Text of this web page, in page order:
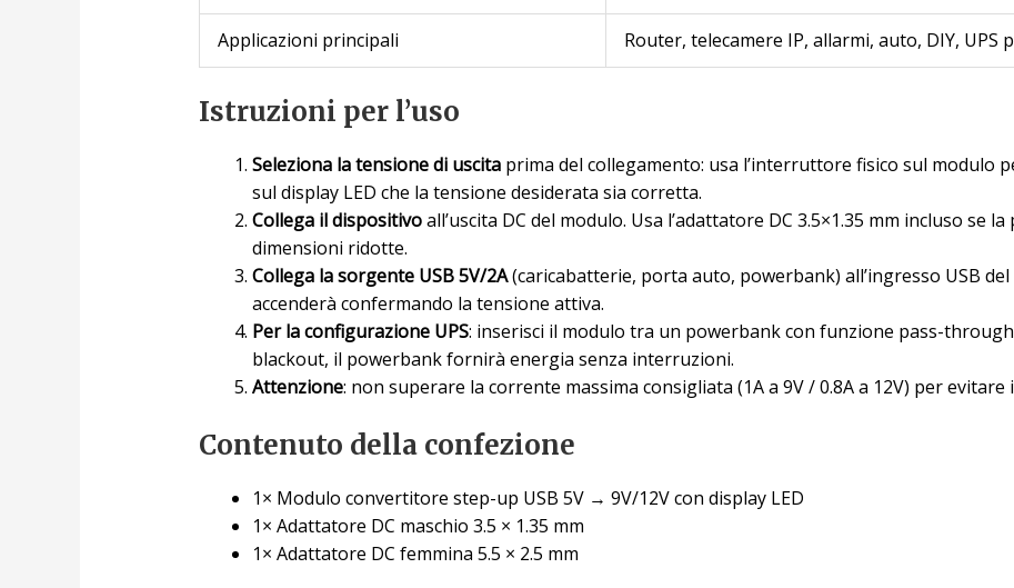
Applicazioni principali Router, telecamere IP, allarmi, auto, DIY, UPS
Istruzioni per l’uso
Seleziona la tensione di uscitaprima del collegamento: usa l’interruttore fisico sul modulo
sul display LED che la tensione desiderata sia corretta.
Collega il dispositivoall’uscita DC del modulo. Usa l’adattatore DC 3.5×1.35 mm incluso se
dimensioni ridotte.
Collega la sorgente USB 5V/2A(caricabatterie, porta auto, powerbank) all’ingresso USB del
accenderà confermando la tensione attiva.
Per la configurazione UPS: inserisci il modulo tra un powerbank con funzione pass-
blackout, il powerbank fornirà energia senza interruzioni.
Attenzione: non superare la corrente massima consigliata (1A a 9V / 0.8A a 12V) per
Contenuto della confezione
1× Modulo convertitore step-up USB 5V → 9V/12V con display LED
1× Adattatore DC maschio 3.5 × 1.35 mm
1× Adattatore DC femmina 5.5 × 2.5 mm